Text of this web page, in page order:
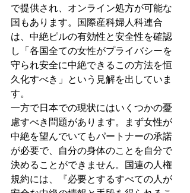
で提供され、オンライン処方が可能な
国もあります。国際産科婦人科連合
は、中絶ピルの有効性と安全性を確認
し「各国全ての女性がプライバシーを
守られ安全に中絶できるこの方法を恒
久化すべき」という見解を出していま
す。
一方で日本での現状にはいくつかの憂
慮すべき問題があります。まず女性が
中絶を望んでいてもパートナーの承諾
が必要で、自分の身体のことを自分で
決めることができません。国連の人権
規約には、『必要とするすべての人が